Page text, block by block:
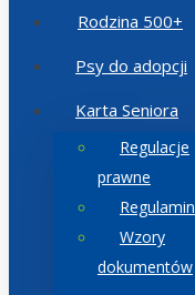
Rodzina 500+
Psy do adopcji
Karta Seniora
Regulacje
prawne
Regulamin
Wzory
dokumentów